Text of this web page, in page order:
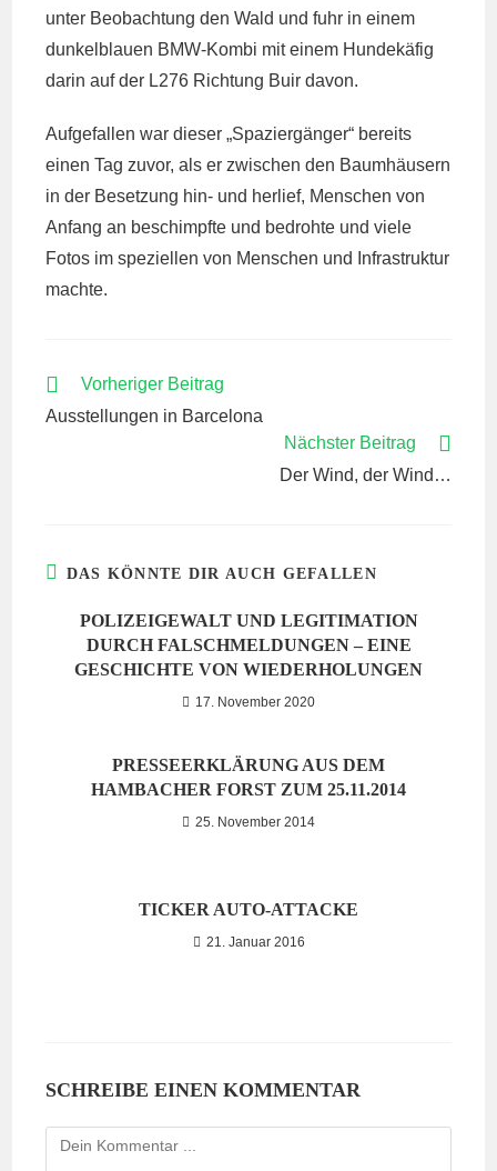
unter Beobachtung den Wald und fuhr in einem
dunkelblauen BMW-Kombi mit einem Hundekäfig
darin auf der L276 Richtung Buir davon.
Aufgefallen war dieser „Spaziergänger“ bereits
einen Tag zuvor, als er zwischen den Baumhäusern
in der Besetzung hin- und herlief, Menschen von
Anfang an beschimpfte und bedrohte und viele
Fotos im speziellen von Menschen und Infrastruktur
machte.
WEITERE
ANSEHEN
Vorheriger Beitrag
Ausstellungen in Barcelona
Nächster Beitrag
Der Wind, der Wind…
DAS KÖNNTE DIR AUCH GEFALLEN
POLIZEIGEWALT UND LEGITIMATION
DURCH FALSCHMELDUNGEN – EINE
GESCHICHTE VON WIEDERHOLUNGEN
17. November 2020
PRESSEERKLÄRUNG AUS DEM
HAMBACHER FORST ZUM 25.11.2014
25. November 2014
TICKER AUTO-ATTACKE
21. Januar 2016
SCHREIBE EINEN KOMMENTAR
Kommentieren